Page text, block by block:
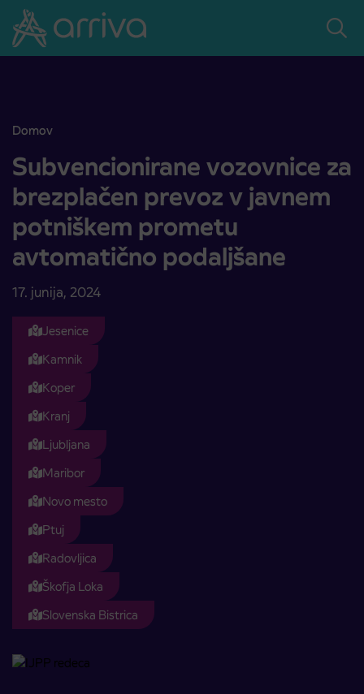
Skoči na vsebino
Domov
Subvencionirane vozovnice za brezplačen prevoz v javnem
Subvencionirane vozovnice za
brezplačen prevoz v javnem
potniškem prometu
avtomatično podaljšane
17. junija, 2024
Jesenice
Kamnik
Koper
Kranj
Ljubljana
Maribor
Novo mesto
Ptuj
Radovljica
Škofja Loka
Slovenska Bistrica